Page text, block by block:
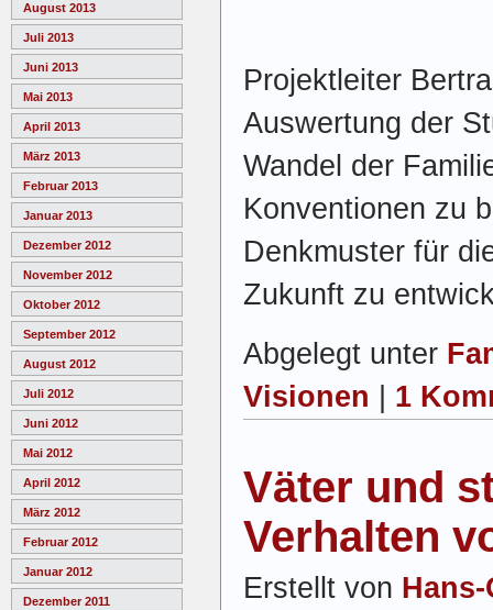
August 2013
Juli 2013
Juni 2013
Mai 2013
April 2013
März 2013
Februar 2013
Januar 2013
Dezember 2012
November 2012
Oktober 2012
September 2012
August 2012
Juli 2012
Juni 2012
Mai 2012
April 2012
März 2012
Februar 2012
Januar 2012
Dezember 2011
Projektleiter
Auswertung der
Wandel der
Konventionen zu
Denkmuster für
Zukunft zu
Abgelegt unter
Visionen
1
Väter und
Verhalten
Erstellt von